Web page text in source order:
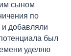
сыном
по
добавляли
был
уделяю